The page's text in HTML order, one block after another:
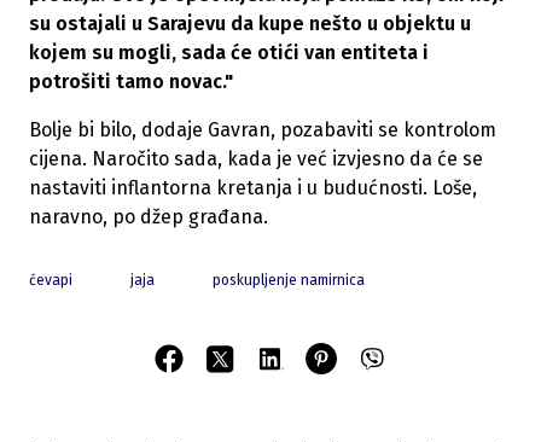
su ostajali u Sarajevu da kupe nešto u objektu u
kojem su mogli, sada će otići van entiteta i
potrošiti tamo novac."
Bolje bi bilo, dodaje Gavran, pozabaviti se kontrolom
cijena. Naročito sada, kada je već izvjesno da će se
nastaviti inflantorna kretanja i u budućnosti. Loše,
naravno, po džep građana.
ćevapi jaja poskupljenje namirnica